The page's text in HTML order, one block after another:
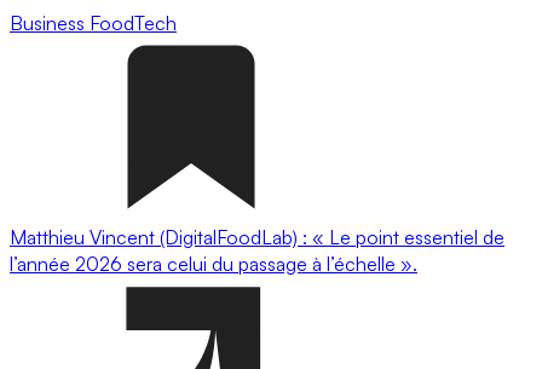
Business FoodTech
Matthieu Vincent (DigitalFoodLab) : « Le point essentiel de
l’année 2026 sera celui du passage à l’échelle ».